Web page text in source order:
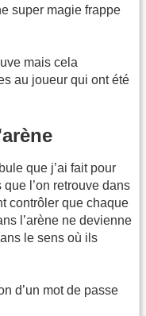
super magie frappe
mais cela
au joueur qui ont été
que j’ai fait pour
l’on retrouve dans
contrôler que chaque
l’arène ne devienne
le sens où ils
d’un mot de passe